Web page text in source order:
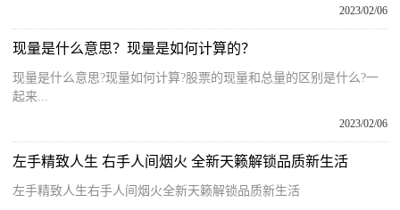
2023/02/06
现量是什么意思？现量是如何计算的？
现量是什么意思?现量如何计算?股票的现量和总量的区别是什么?一
起来...
2023/02/06
左手精致人生 右手人间烟火 全新天籁解锁品质新生活
左手精致人生右手人间烟火全新天籁解锁品质新生活